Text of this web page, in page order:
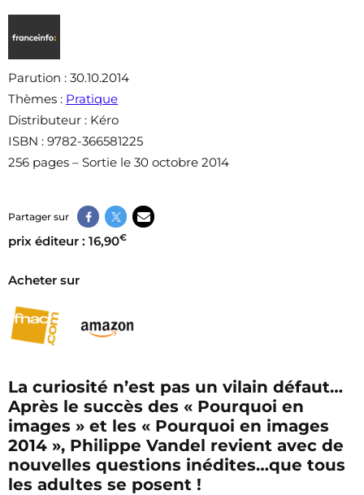
Parution : 30.10.2014
Thèmes : Pratique
Distributeur : Kéro
ISBN : 9782-366581225
256 pages – Sortie le 30 octobre 2014
Partager sur
prix éditeur : 16,90€
Acheter sur
La curiosité n’est pas un vilain défaut…
Après le succès des « Pourquoi en
images » et les « Pourquoi en images
2014 », Philippe Vandel revient avec de
nouvelles questions inédites…que tous
les adultes se posent !